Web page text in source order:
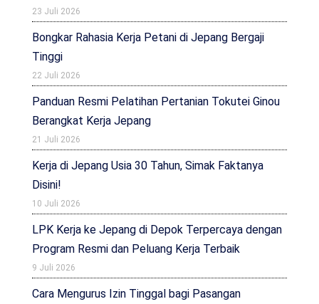
23 Juli 2026
Bongkar Rahasia Kerja Petani di Jepang Bergaji
Tinggi
22 Juli 2026
Panduan Resmi Pelatihan Pertanian Tokutei Ginou
Berangkat Kerja Jepang
21 Juli 2026
Kerja di Jepang Usia 30 Tahun, Simak Faktanya
Disini!
10 Juli 2026
LPK Kerja ke Jepang di Depok Terpercaya dengan
Program Resmi dan Peluang Kerja Terbaik
9 Juli 2026
Cara Mengurus Izin Tinggal bagi Pasangan